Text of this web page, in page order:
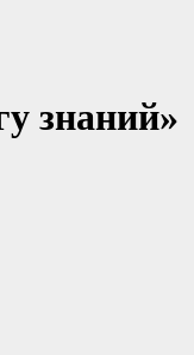
знаний»